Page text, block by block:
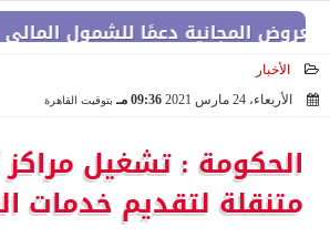
”
دعمًا للشمول المالي
الأخبار
الأربعاء، 24 مارس 2021
09:36 مـ بتوقيت القاهرة
الحكومة : تشغيل
متنقلة لتقديم خدمات